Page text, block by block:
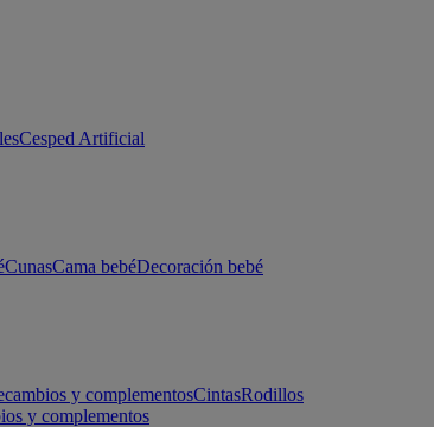
Cesped Artificial
CunasCama bebéDecoración bebé
y complementosCintasRodillos
y complementos